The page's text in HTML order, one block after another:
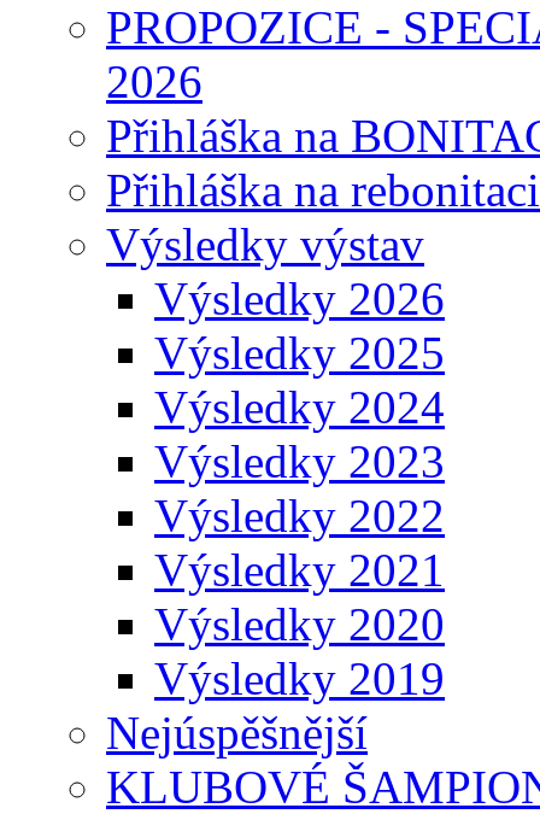
PROPOZICE -
2026
Přihláška na
Přihláška na rebonitaci
Výsledky výstav
Výsledky 2026
Výsledky 2025
Výsledky 2024
Výsledky 2023
Výsledky 2022
Výsledky 2021
Výsledky 2020
Výsledky 2019
Nejúspěšnější
KLUBOVÉ